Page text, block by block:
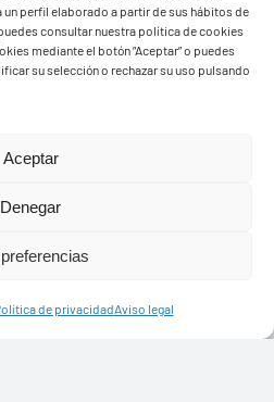
perfil elaborado a partir de sus hábitos de
consultar nuestra política de cookies
mediante el botón “Aceptar” o puedes
su selección o rechazar su uso pulsando
Aceptar
Denegar
de privacidadAviso legal